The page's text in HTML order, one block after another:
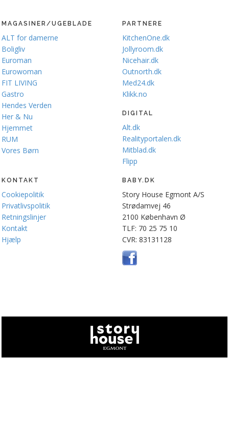
MAGASINER/UGEBLADE
ALT for damerne
Boligliv
Euroman
Eurowoman
FIT LIVING
Gastro
Hendes Verden
Her & Nu
Hjemmet
RUM
Vores Børn
PARTNERE
KitchenOne.dk
Jollyroom.dk
Nicehair.dk
Outnorth.dk
Med24.dk
Klikk.no
DIGITAL
Alt.dk
Realityportalen.dk
Mitblad.dk
Flipp
KONTAKT
Cookiepolitik
Privatlivspolitik
Retningslinjer
Kontakt
Hjælp
BABY.DK
Story House Egmont A/S
Strødamvej 46
2100 København Ø
TLF: 70 25 75 10
CVR: 83131128